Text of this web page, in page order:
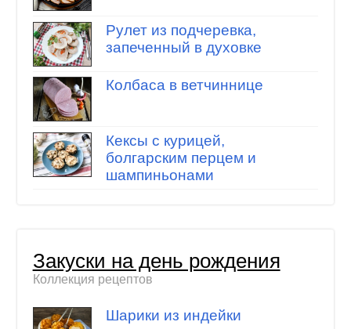
Рулет из подчеревка,
запеченный в духовке
Колбаса в ветчиннице
Кексы с курицей,
болгарским перцем и
шампиньонами
Закуски на день рождения
Коллекция рецептов
Шарики из индейки